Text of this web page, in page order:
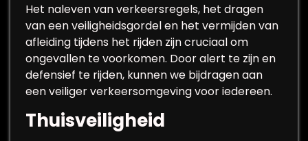
Het naleven van verkeersregels, het dragen
van een veiligheidsgordel en het vermijden van
afleiding tijdens het rijden zijn cruciaal om
ongevallen te voorkomen. Door alert te zijn en
defensief te rijden, kunnen we bijdragen aan
een veiliger verkeersomgeving voor iedereen.
Thuisveiligheid